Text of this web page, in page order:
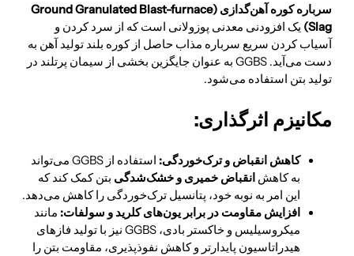
سرباره کوره آهن‌گدازی (Ground Granulated Blast-furnace
Slag) یک افزودنی معدنی پوزولانی است که از سرد کردن و
آسیاب کردن سریع سرباره مذاب حاصل از کوره بلند تولید آهن به
دست می‌آید. GGBS به عنوان جایگزین بخشی از سیمان پرتلند در
تولید بتن استفاده می‌شود.
مکانیزم اثرگذاری:
کاهش انقباض و ترک‌خوردگی:
استفاده از GGBS می‌تواند
به کاهش انقباض خمیری و خشک‌شدگی بتن کمک کند که
این امر به نوبه خود، پتانسیل ترک‌خوردگی را کاهش می‌دهد.
افزایش مقاومت در برابر یون‌های کلرید و سولفات: مانند
میکروسیلیس و خاکستر بادی، GGBS نیز با تولید فازهای
هیدراتاسیون پایدارتر و کاهش نفوذپذیری، مقاومت بتن را